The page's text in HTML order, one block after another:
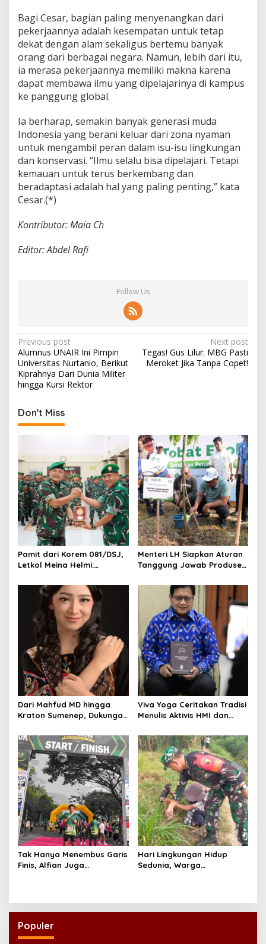
Bagi Cesar, bagian paling menyenangkan dari
pekerjaannya adalah kesempatan untuk tetap
dekat dengan alam sekaligus bertemu banyak
orang dari berbagai negara. Namun, lebih dari itu,
ia merasa pekerjaannya memiliki makna karena
dapat membawa ilmu yang dipelajarinya di kampus
ke panggung global.
Ia berharap, semakin banyak generasi muda
Indonesia yang berani keluar dari zona nyaman
untuk mengambil peran dalam isu-isu lingkungan
dan konservasi. “Ilmu selalu bisa dipelajari. Tetapi
kemauan untuk terus berkembang dan
beradaptasi adalah hal yang paling penting,” kata
Cesar.(*)
Kontributor: Maia Ch
Editor: Abdel Rafi
Follow Us
P
o
s
t
n
a
i
g
a
t
i
o
n
Previous post
Alumnus UNAIR Ini Pimpin
Universitas Nurtanio, Berikut
Kiprahnya Dari Dunia Militer
hingga Kursi Rektor
Next post
Tegas! Gus Lilur: MBG Pasti
Meroket Jika Tanpa Copet!
Don't Miss
Pamit dari Korem 081/DSJ,
Letkol Meina Helmi:
Kunci Keberhasilan Tugas
Menteri LH Siapkan Aturan
Tanggung Jawab Produsen
Dari Mahfud MD hingga
Kraton Sumenep, Dukungan
Indonesia’s Girl 2026 Asal
Jawa Timur
Viva Yoga Ceritakan Tradisi
Menulis Aktivis HMI dan
Tak Hanya Menembus Garis
Finis, Alfian Juga
Hari Lingkungan Hidup
Sedunia, Warga
Populer